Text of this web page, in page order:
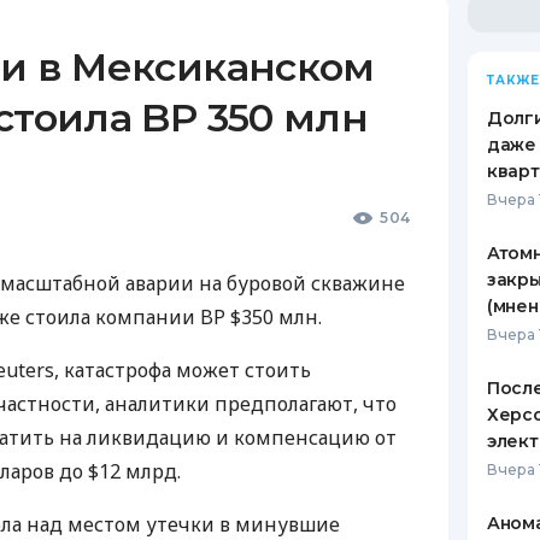
в Мексиканском
BP 350 млн
504
аварии на буровой скважине
стоила компании BP $350 млн.
катастрофа может стоить
аналитики предполагают, что
на ликвидацию и компенсацию от
до $12 млрд.
над местом утечки в минувшие
даже
Вчера
Вчера
Вчера